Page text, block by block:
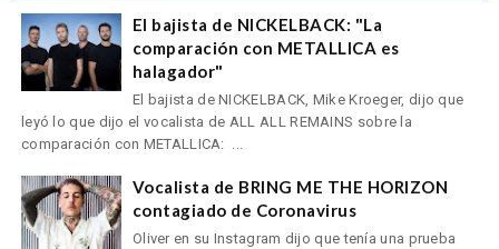
El bajista de NICKELBACK: "La
comparación con METALLICA es
halagador"
El bajista de NICKELBACK, Mike Kroeger, dijo que
leyó lo que dijo el vocalista de ALL ALL REMAINS sobre la
comparación con METALLICA: ...
Vocalista de BRING ME THE HORIZON
contagiado de Coronavirus
Oliver en su Instagram dijo que tenía una prueba